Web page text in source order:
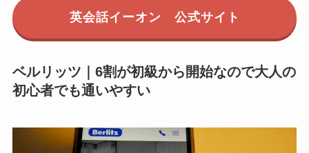
英会話イーオン 公式サイト
ベルリッツ｜6割が初級から開始なので大人の
初心者でも通いやすい